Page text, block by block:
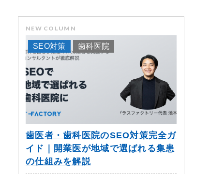
NEW COLUMN
SEO対策 歯科医院
歯医者・歯科医院のSEO対策完全ガ
イド｜開業医が地域で選ばれる集患
の仕組みを解説